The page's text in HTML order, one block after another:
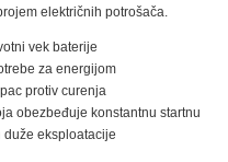
električnih potrošača.
vek baterije
za energijom
protiv curenja
obezbeđuje konstantnu startnu
duže eksploatacije